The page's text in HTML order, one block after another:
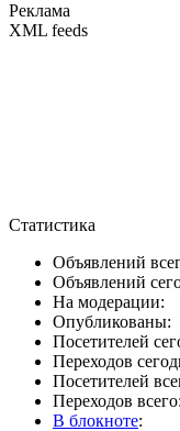
Реклама
XML feeds
Статистика
Объявлений
Объявлений
На модерации:
Опубликованы:
Посетителей
Переходов
Посетителей
Переходов всего:
В блокноте: